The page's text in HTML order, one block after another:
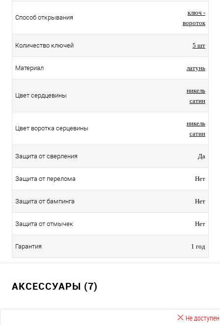
Способ открывания
ключ -
вороток
Количество ключей 5 шт
Материал латунь
Цвет сердцевины
никель
сатин
Цвет воротка серцевины
никель
сатин
Защита от сверления Да
Защита от перелома Нет
Защита от бампинга Нет
Защита от отмычек Нет
Гарантия 1 год
АКСЕССУАРЫ (7)
Не доступен